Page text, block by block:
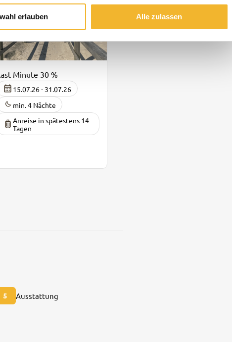
erlauben Alle zulassen
Minute 30 %
15.07.26 - 31.07.26
min. 4 Nächte
Anreise in spätestens 14
Tagen
5 Ausstattung